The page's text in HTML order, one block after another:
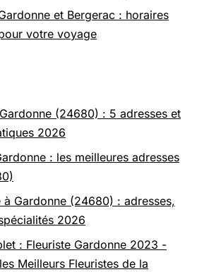
et Bergerac : horaires
votre voyage
(24680) : 5 adresses et
2026
: les meilleures adresses
à Gardonne (24680) : adresses,
2026
: Fleuriste Gardonne 2023 -
Meilleurs Fleuristes de la